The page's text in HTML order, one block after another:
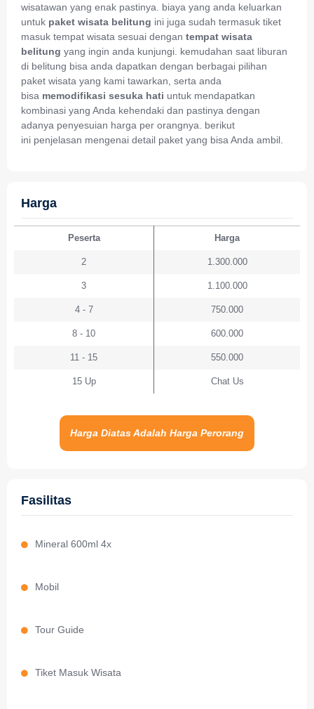
wisatawan yang enak pastinya. biaya yang anda keluarkan
untuk paket wisata belitung ini juga sudah termasuk tiket
masuk tempat wisata sesuai dengan tempat wisata
belitung yang ingin anda kunjungi. kemudahan saat liburan
di belitung bisa anda dapatkan dengan berbagai pilihan
paket wisata yang kami tawarkan, serta anda
bisa memodifikasi sesuka hati untuk mendapatkan
kombinasi yang Anda kehendaki dan pastinya dengan
adanya penyesuian harga per orangnya. berikut
ini penjelasan mengenai detail paket yang bisa Anda ambil.
Harga
Peserta Harga
2 1.300.000
3 1.100.000
4 - 7 750.000
8 - 10 600.000
11 - 15 550.000
15 Up Chat Us
Harga Diatas Adalah Harga Perorang
Fasilitas
Mineral 600ml 4x
Mobil
Tour Guide
Tiket Masuk Wisata